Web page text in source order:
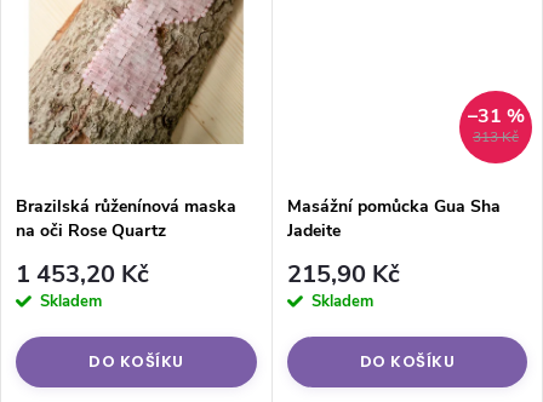
Brazilská růženínová maska
na oči Rose Quartz
1 453,20 Kč
Skladem
DO KOŠÍKU
313 Kč
–31 %
Masážní pomůcka Gua Sha
Jadeite
215,90 Kč
Skladem
DO KOŠÍKU